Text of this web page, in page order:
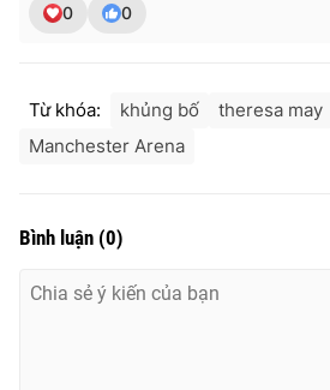
0 0
Từ khóa: khủng bố theresa may
Manchester Arena
Bình luận (0)